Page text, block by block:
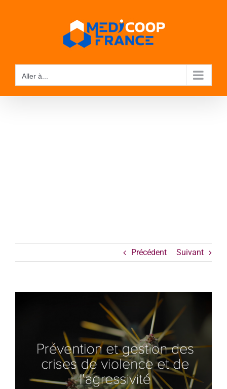
Aller à...
Précédent Suivant